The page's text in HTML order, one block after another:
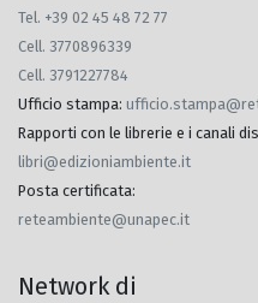
Tel. +39 02 45 48 72 77
Cell. 3770896339
Cell. 3791227784
Ufficio stampa:
Rapporti con le librerie e i canali
libri@edizioniambiente.it
Posta certificata:
reteambiente@unapec.it
Network di